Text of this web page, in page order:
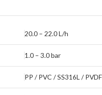
20.0 – 22.0 L/h
1.0 – 3.0 bar
PP / PVC / SS316L /